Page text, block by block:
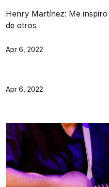
Henry Martínez: Me
de otros
Apr 6, 2022
Apr 6, 2022